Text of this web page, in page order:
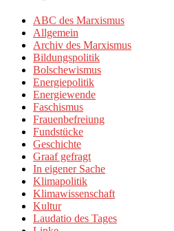
ABC des Marxismus
Allgemein
Archiv des Marxismus
Bildungspolitik
Bolschewismus
Energiepolitik
Energiewende
Faschismus
Frauenbefreiung
Fundstücke
Geschichte
Graaf gefragt
In eigener Sache
Klimapolitik
Klimawissenschaft
Kultur
Laudatio des Tages